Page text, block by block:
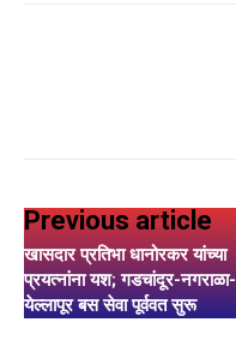
Previous article
खासदार प्रतिभा धानोरकर यांच्या
प्रयत्नांना यश; गडचांदूर-नगराळा-
येल्लापूर बस सेवा पूर्ववत सुरू